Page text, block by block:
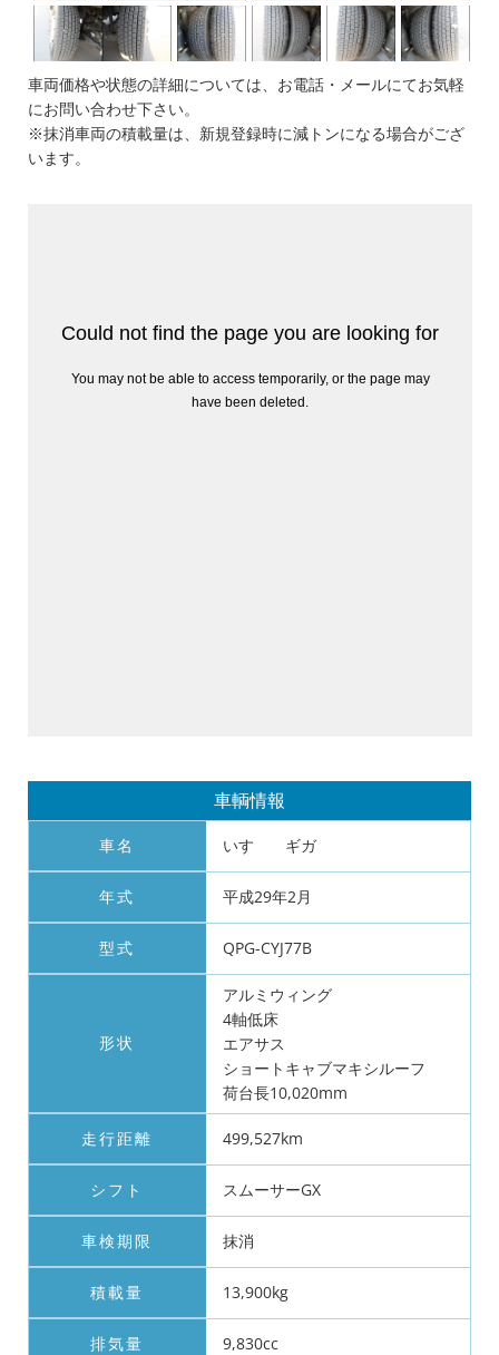
車両価格や状態の詳細については、お電話・メールにてお気軽
にお問い合わせ下さい。
※抹消車両の積載量は、新規登録時に減トンになる場合がござ
います。
車輌情報
車名 いすゞ ギガ
年式 平成29年2月
型式 QPG-CYJ77B
形状
アルミウィング
4軸低床
エアサス
ショートキャブマキシルーフ
荷台長10,020mm
走行距離 499,527km
シフト スムーサーGX
車検期限 抹消
積載量 13,900kg
排気量 9,830cc